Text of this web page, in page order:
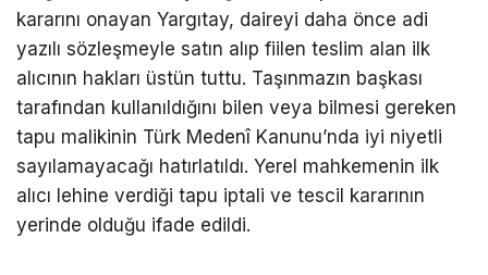
kararını onayan Yargıtay, daireyi daha önce adi
yazılı sözleşmeyle satın alıp fiilen teslim alan ilk
alıcının hakları üstün tuttu. Taşınmazın başkası
tarafından kullanıldığını bilen veya bilmesi gereken
tapu malikinin Türk Medenî Kanunu’nda iyi niyetli
sayılamayacağı hatırlatıldı. Yerel mahkemenin ilk
alıcı lehine verdiği tapu iptali ve tescil kararının
yerinde olduğu ifade edildi.